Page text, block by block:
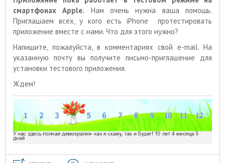
смартфонах Apple. Нам очень нужна ваша помощь.
Приглашаем всех, у кого есть iPhone протестировать
приложение вместе с нами. Что для этого нужно?
Напишите, пожалуйста, в комментариях свой e-mail. На
указанную почту вы получите письмо-приглашение для
установки тестового приложения.
Ждем!